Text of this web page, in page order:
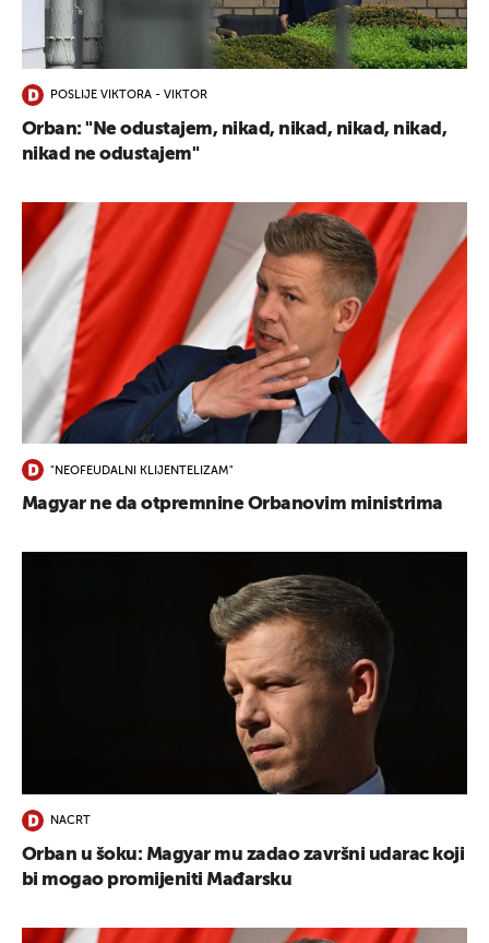
POSLIJE VIKTORA - VIKTOR
Orban: "Ne odustajem, nikad, nikad, nikad, nikad,
nikad ne odustajem"
"NEOFEUDALNI KLIJENTELIZAM"
Magyar ne da otpremnine Orbanovim ministrima
NACRT
Orban u šoku: Magyar mu zadao završni udarac koji
bi mogao promijeniti Mađarsku
UKLJUČITE NOTIFIKACIJE